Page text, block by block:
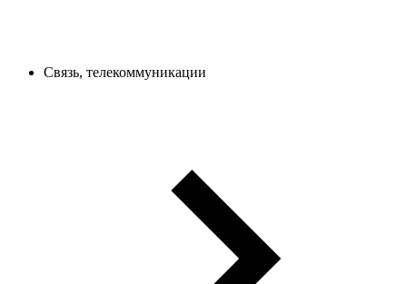
Связь, телекоммуникации